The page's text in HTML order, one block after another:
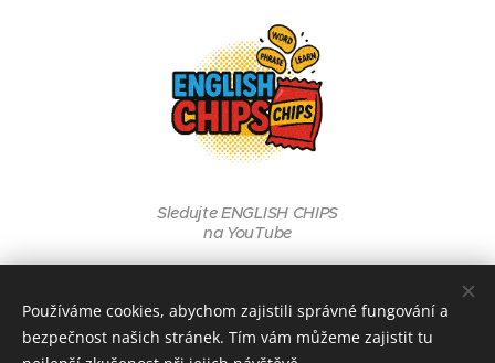
Sledujte ENGLISH CHIPS
na YouTube
2025 www.jazykovkaONLINE.cz
Všechna práva vyhrazena.
Používáme cookies, abychom zajistili správné fungování a
bezpečnost našich stránek. Tím vám můžeme zajistit tu